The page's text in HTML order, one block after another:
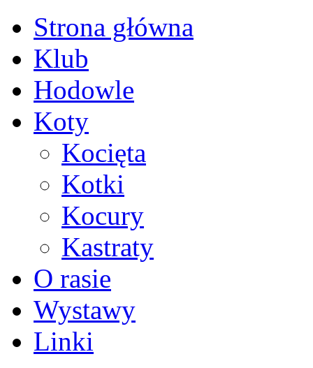
Strona główna
Klub
Hodowle
Koty
Kocięta
Kotki
Kocury
Kastraty
O rasie
Wystawy
Linki